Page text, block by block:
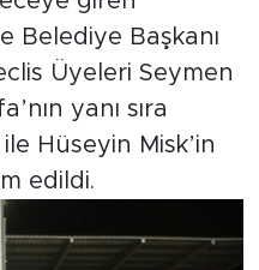
Belediye Başkanı
Üyeleri Seymen
yanı sıra
Hüseyin Misk’in
edildi.